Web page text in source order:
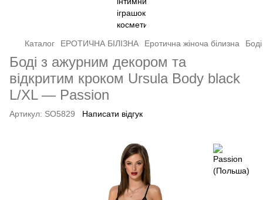
Каталог ЕРОТИЧНА БІЛІЗНА Еротична жіноча білизна Боді
Боді з ажурним декором та
відкритим кроком Ursula Body black
L/XL — Passion
Артикул: SO5829 Написати відгук